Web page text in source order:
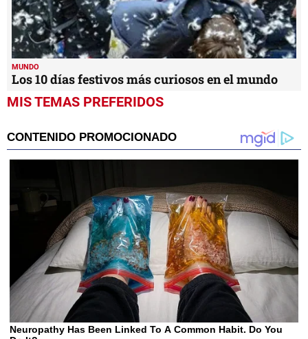
MUNDO
Los 10 días festivos más curiosos en el mundo
MIS TEMAS PREFERIDOS